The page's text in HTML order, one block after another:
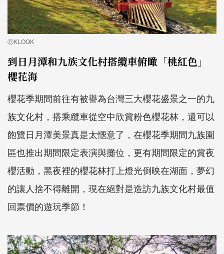
ⓒKLOOK
到日月潭和九族文化村搭纜車俯瞰「桃紅色」
櫻花海
櫻花季期間前往有被譽為台灣三大櫻花盛景之一的九
族文化村，搭乘纜車從空中欣賞粉色櫻花林，還可以
飽覽日月潭美景真是太愜意了，在櫻花季期間九族園
區也推出期間限定表演與攤位，更有期間限定的賞夜
櫻活動，黑夜裡的櫻花林打上燈光倒映在湖面，夢幻
的讓人捨不得離開，現在絕對是造訪九族文化村最值
回票價的遊玩季節！